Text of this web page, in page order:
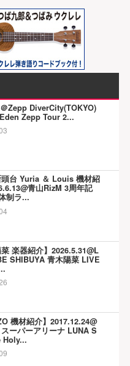
Zepp DiverCity(TOKYO)
Zepp Tour 2...
頭台 Yuria ＆ Louis 機材紹
青山RizM 3周年記
制ラ...
菜 楽器紹介】2026.5.31@L
SHIBUYA 青木陽菜 LIVE
機材紹介】2017.12.24@
ーパーアリーナ LUNA S
Holy...